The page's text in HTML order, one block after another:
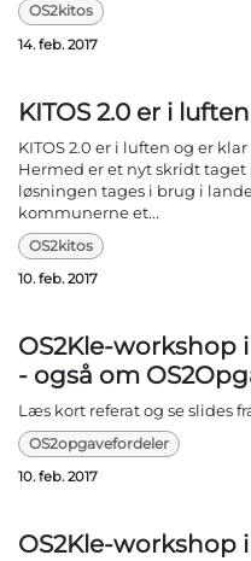
OS2kitos
14. feb. 2017
KITOS 2.0 er i luften
KITOS 2.0 er i luften og er
Hermed er et nyt skridt
løsningen tages i brug i
kommunerne et...
OS2kitos
10. feb. 2017
OS2Kle-workshop
- også om
Læs kort referat og se slides
OS2opgavefordeler
10. feb. 2017
OS2Kle-workshop